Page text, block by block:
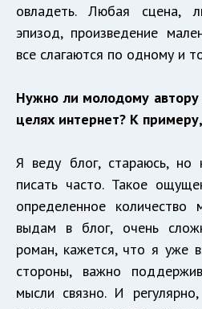
овладеть. Любая сцена,
эпизод, произведение
все слагаются по одному и
Нужно ли молодому автору
целях интернет? К
Я веду блог, стараюсь, но
писать часто. Такое
определенное
выдам в блог, очень
роман, кажется, что я уже
стороны, важно
мысли связно. И